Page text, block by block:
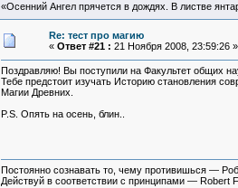
«Осенний Ангел прячется в дождях. В листве
Re: тест про магию
« Ответ #21 : 21 Ноября 2008, 23:59:26 »
Поздравляю! Вы поступили на Факультет общих
Тебе предстоит изучать Историю становления
Магии Древних.
P.S. Опять на осень, блин..
Постоянно сознавать то, чему противишься —
Действуй в соответствии с принципами — Robert